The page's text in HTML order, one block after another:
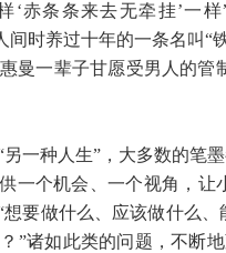
‘赤条条来去无牵挂’一
间时养过十年的一条名叫
曼一辈子甘愿受男人的
一种人生”，大多数的笔
一个机会、一个视角，
要做什么、应该做什么
”诸如此类的问题，不断